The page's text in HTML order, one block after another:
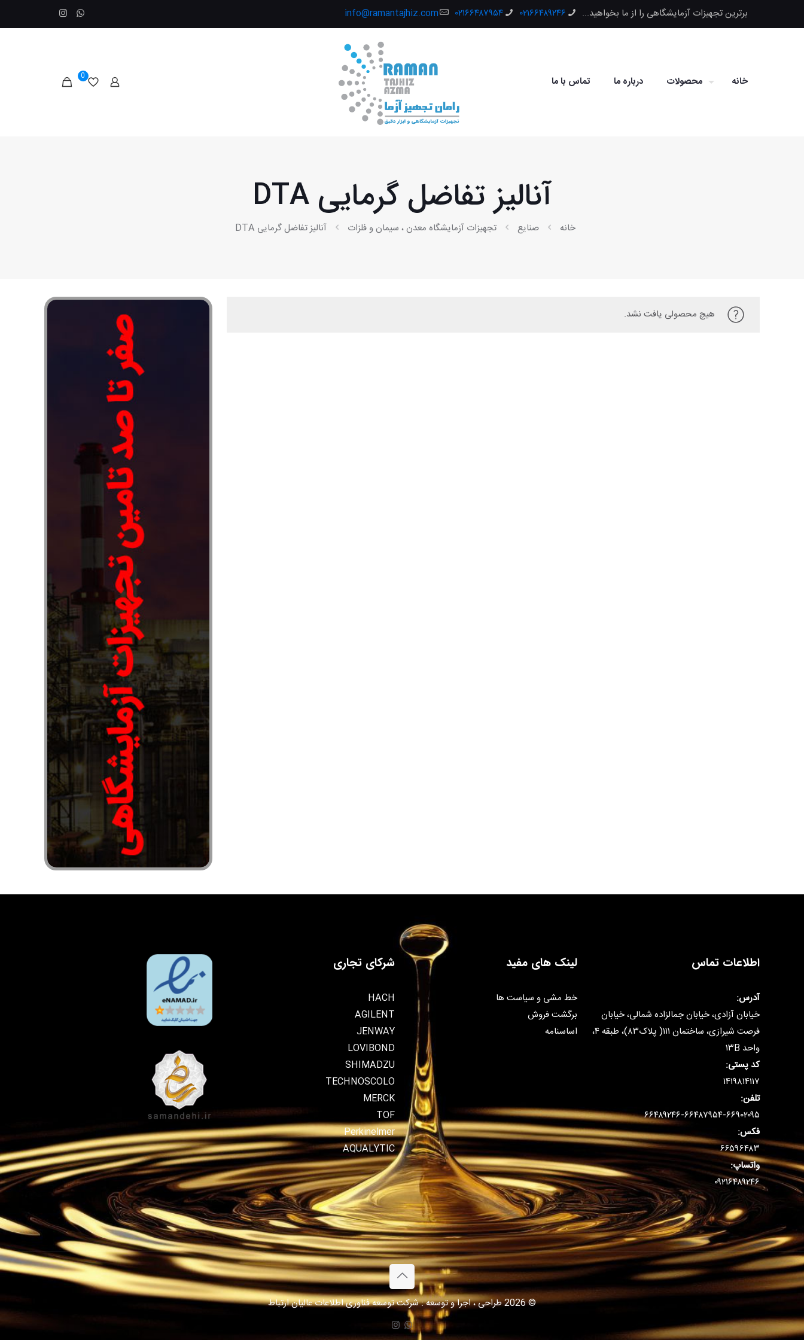
برترین تجهیزات آزمایشگاهی را از ما بخواهید... ۰۲۱۶۶۴۸۹۲۴۶ ۰۲۱۶۶۴۸۷۹۵۴ info@ramantajhiz.com
خانه محصولات درباره ما تماس با ما 0
آنالیز تفاضل گرمایی DTA
خانه صنایع تجهیزات آزمایشگاه معدن ، سیمان و فلزات آنالیز تفاضل گرمایی DTA
هیچ محصولی یافت نشد.
اطلاعات تماس
آدرس:
خیابان آزادی، خیابان جمالزاده شمالی، خیابان
فرصت شیرازی، ساختمان ۱۱۱( پلاک۸۳)، طبقه ۴،
واحد ۱۳B
کد پستی:
۱۴۱۹۸۱۴۱۱۷
تلفن:
۶۶۴۸۹۲۴۶-۶۶۴۸۷۹۵۴-۶۶۹۰۲۰۹۵
فکس:
۶۶۵۹۶۴۸۳
واتساپ:
۰۹۲۱۶۴۸۹۲۴۶
لینک های مفید
خط مشی و سیاست ها
برگشت فروش
اساسنامه
شرکای تجاری
HACH
AGILENT
JENWAY
LOVIBOND
SHIMADZU
TECHNOSCOLO
MERCK
TOF
Perkinelmer
AQUALYTIC
© 2026 طراحی ، اجرا و توسعه : شرکت توسعه فناوری اطلاعات عالیان ارتباط